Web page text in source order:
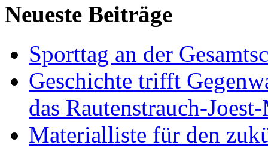
Neueste Beiträge
Sporttag an der
Geschichte trifft
das Rautenstrauch-
Materialliste für den